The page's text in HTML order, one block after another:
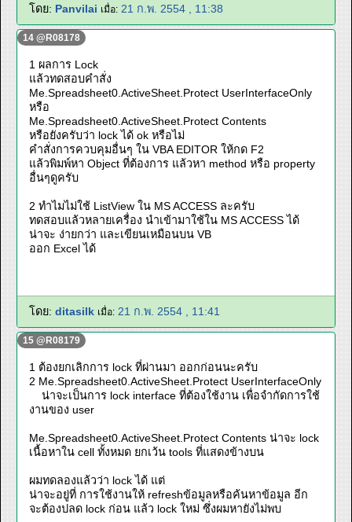
โดย: Panvilai เมื่อ: 21 ก.พ. 2554 , 11:38
14 @R08178
1 ผลการ Lock
แล้วทดสอบคำสั่ง
Me.Spreadsheet0.ActiveSheet.Protect UserInterfaceOnly
หรือ
Me.Spreadsheet0.ActiveSheet.Protect Contents
หรือยังครับว่า lock ได้ ok หรือไม่
คำสั่งการควบคุมอื่นๆ ใน VBA EDITOR ให้กด F2
แล้วพิมพ์หา Object ที่ต้องการ แล้วหา method หรือ property
อื่นๆดูครับ
2 ทำไมไม่ใช้ ListView ใน MS ACCESS ละครับ
ทดสอบแล้วหลายเครื่อง นำเข้ามาใช้ใน MS ACCESS ได้
น่าจะ ง่ายกว่า และเขียนเหมือนบน VB
ออก Excel ได้
โดย: ditasilk เมื่อ: 21 ก.พ. 2554 , 11:41
15 @R08179
1 ต้องยกเลิกการ lock ที่ผ่านมา ออกก่อนนะครับ
2 Me.Spreadsheet0.ActiveSheet.Protect UserInterfaceOnly
น่าจะเป็นการ lock interface ที่ต้องใช้งาน เพื่อจำกัดการใช้
งานของ user
Me.Spreadsheet0.ActiveSheet.Protect Contents น่าจะ lock
เนื้อหาใน cell ทั้งหมด ยกเว้น tools ที่แสดงข้างบน
ผมทดลองแล้วว่า lock ได้ แต่
น่าจะอยู่ที่ การใช้งานให้ refreshข้อมูลหรือค้นหาข้อมูล อีก
จะต้องปลด lock ก่อน แล้ว lock ใหม่ ซึ่งผมหายังไม่พบ